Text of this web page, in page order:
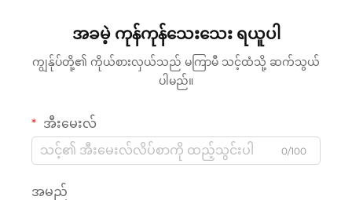
အခမဲ့ ကုန်ကုန်သေးသေး ရယူပါ
ကျွန်ုပ်တို့၏ ကိုယ်စားလှယ်သည် မကြာမီ သင့်ထံသို့ ဆက်သွယ်
ပါမည်။
အီးမေးလ်
0/100
အမည်